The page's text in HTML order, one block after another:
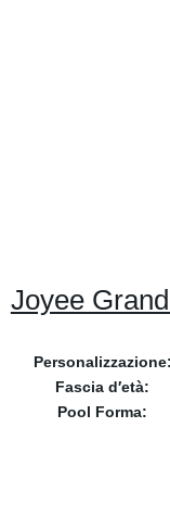
Joyee
Personalizzazione:
Fascia d′età:
Pool Forma: